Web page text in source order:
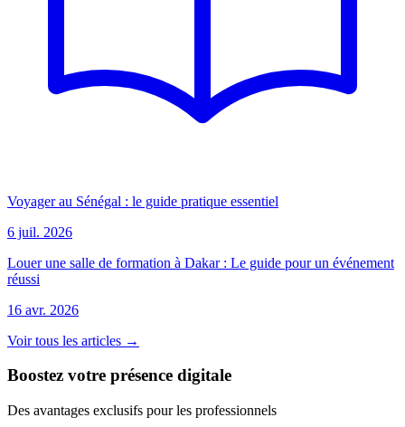
Voyager au Sénégal : le guide pratique essentiel
6 juil. 2026
Louer une salle de formation à Dakar : Le guide pour un événement
réussi
16 avr. 2026
Voir tous les articles →
Boostez votre présence digitale
Des avantages exclusifs pour les professionnels